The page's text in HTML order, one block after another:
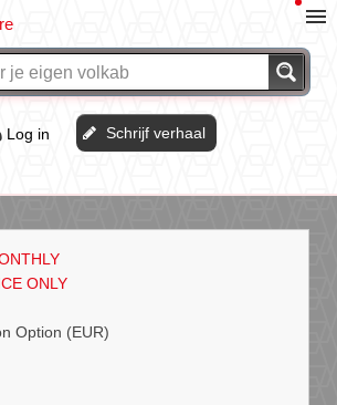
Log in Schrijf verhaal
ONLY
Option (EUR)